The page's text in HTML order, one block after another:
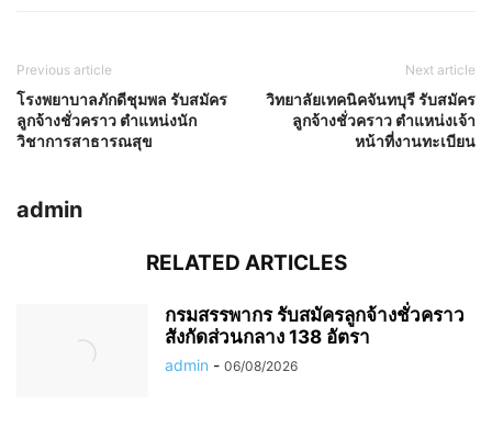
Previous article
โรงพยาบาลภักดีชุมพล รับสมัคร
ลูกจ้างชั่วคราว ตำแหน่งนัก
วิชาการสาธารณสุข
Next article
วิทยาลัยเทคนิคจันทบุรี รับสมัคร
ลูกจ้างชั่วคราว ตำแหน่งเจ้า
หน้าที่งานทะเบียน
admin
RELATED ARTICLES
กรมสรรพากร รับสมัครลูกจ้างชั่วคราว
สังกัดส่วนกลาง 138 อัตรา
admin - 06/08/2026